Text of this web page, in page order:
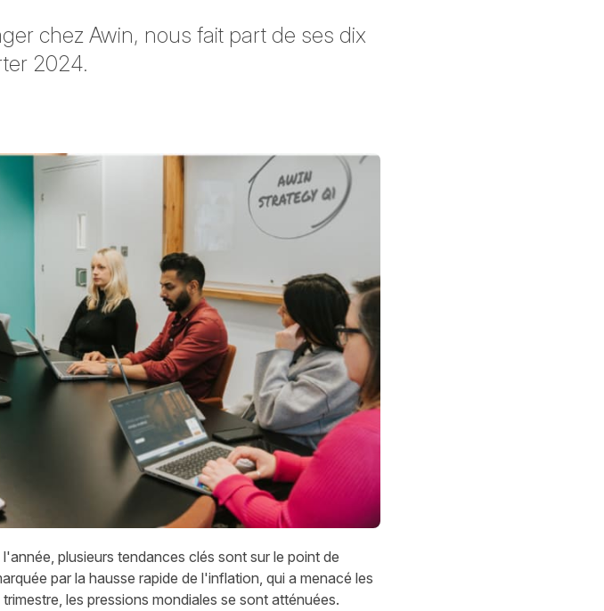
chez Awin, nous fait part de ses dix
2024.
plusieurs tendances clés sont sur le point de
par la hausse rapide de l'inflation, qui a menacé les
les pressions mondiales se sont atténuées.